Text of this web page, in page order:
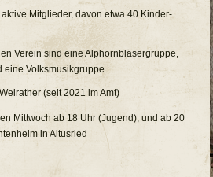
Mitglieder, davon etwa 40 Kinder-
Verein sind eine Alphornbläsergruppe,
eine Volksmusikgruppe
(seit 2021 im Amt)
Mittwoch ab 18 Uhr (Jugend), und ab 20
in Altusried